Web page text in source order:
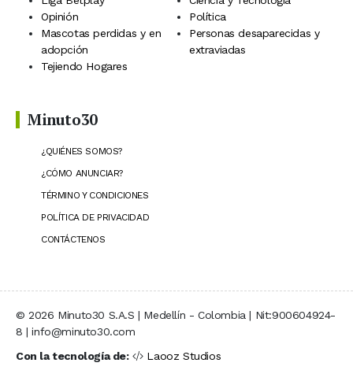
Opinión
Política
Mascotas perdidas y en
adopción
Personas desaparecidas y
extraviadas
Tejiendo Hogares
Minuto30
¿QUIÉNES SOMOS?
¿CÓMO ANUNCIAR?
TÉRMINO Y CONDICIONES
POLÍTICA DE PRIVACIDAD
CONTÁCTENOS
© 2026 Minuto30 S.A.S | Medellín - Colombia | Nit:900604924-
8 | info@minuto30.com
Con la tecnología de:
Laooz Studios